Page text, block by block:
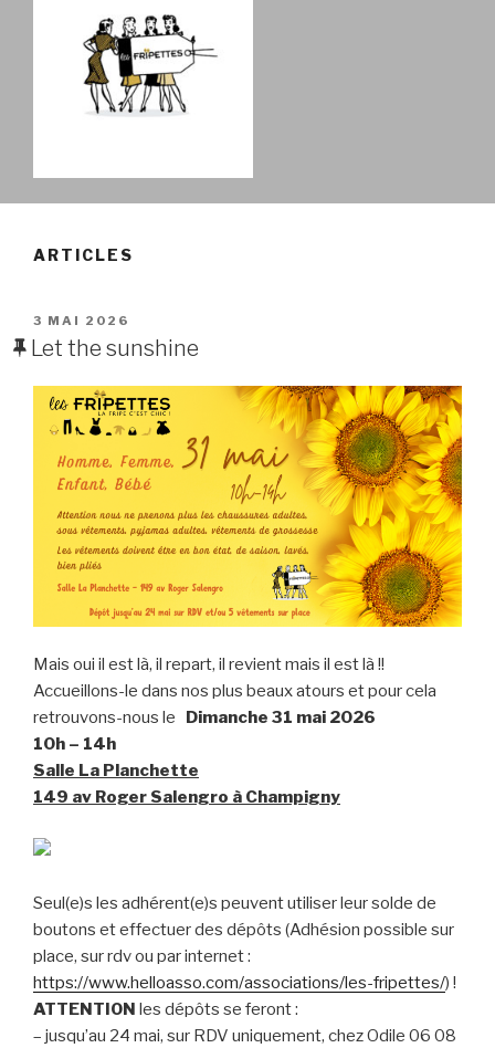
LES FRIPETTES
ARTICLES
PUBLIÉ
LE
3 MAI 2026
Let the sunshine
Mais oui il est là, il repart, il revient mais il est là !!
Accueillons-le dans nos plus beaux atours et pour cela
retrouvons-nous le
Dimanche 31 mai 2026
10h – 14h
Salle La Planchette
149 av Roger Salengro à Champigny
Seul(e)s les adhérent(e)s peuvent utiliser leur solde de
boutons et effectuer des dépôts (Adhésion possible sur
place, sur rdv ou par internet :
https://www.helloasso.com/associations/les-fripettes/) !
ATTENTION les dépôts se feront :
– jusqu’au 24 mai, sur RDV uniquement, chez Odile 06 08